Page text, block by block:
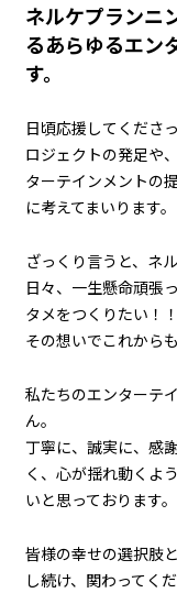
ネルケプランニ
るあらゆるエン
す。
日頃応援してくださ
ロジェクトの発足や
ターテインメントの
に考えてまいります。
ざっくり言うと、ネ
日々、一生懸命頑張
タメをつくりたい！！
その想いでこれから
私たちのエンターテ
ん。
丁寧に、誠実に、感
く、心が揺れ動くよ
いと思っております。
皆様の幸せの選択肢
し続け、関わってく